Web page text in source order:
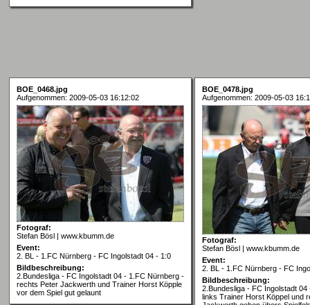
BOE_0468.jpg
Aufgenommen: 2009-05-03 16:12:02
Fotograf:
Stefan Bösl | www.kbumm.de
Event:
2. BL - 1.FC Nürnberg - FC Ingolstadt 04 - 1:0
Bildbeschreibung:
2.Bundesliga - FC Ingolstadt 04 - 1.FC Nürnberg -
rechts Peter Jackwerth und Trainer Horst Köpple
vor dem Spiel gut gelaunt
BOE_0478.jpg
Aufgenommen: 2009-05-03
Fotograf:
Stefan Bösl | www.kbumm.de
Event:
2. BL - 1.FC Nürnberg - FC
Bildbeschreibung:
2.Bundesliga - FC Ingolstadt
links Trainer Horst Köppel und